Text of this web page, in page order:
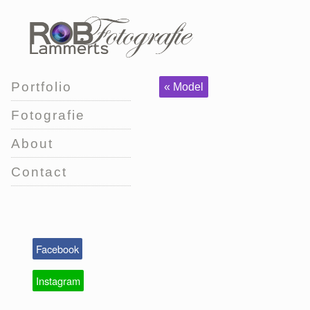
« Model
Portfolio
Fotografie
About
Contact
Facebook
Instagram